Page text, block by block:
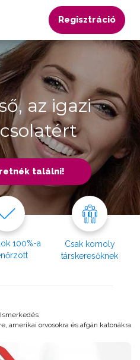
Regisztráció
az igazi
találni!
100%-a
Csak komoly
társkeresőknek
Ismerkedés
amerikai orvosokra és afgán katonákra